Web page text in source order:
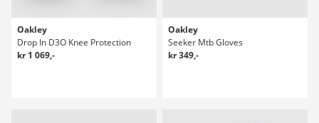
Oakley
Drop In D3O Knee Protection
kr 1 069,-
Oakley
Seeker Mtb Gloves
kr 349,-